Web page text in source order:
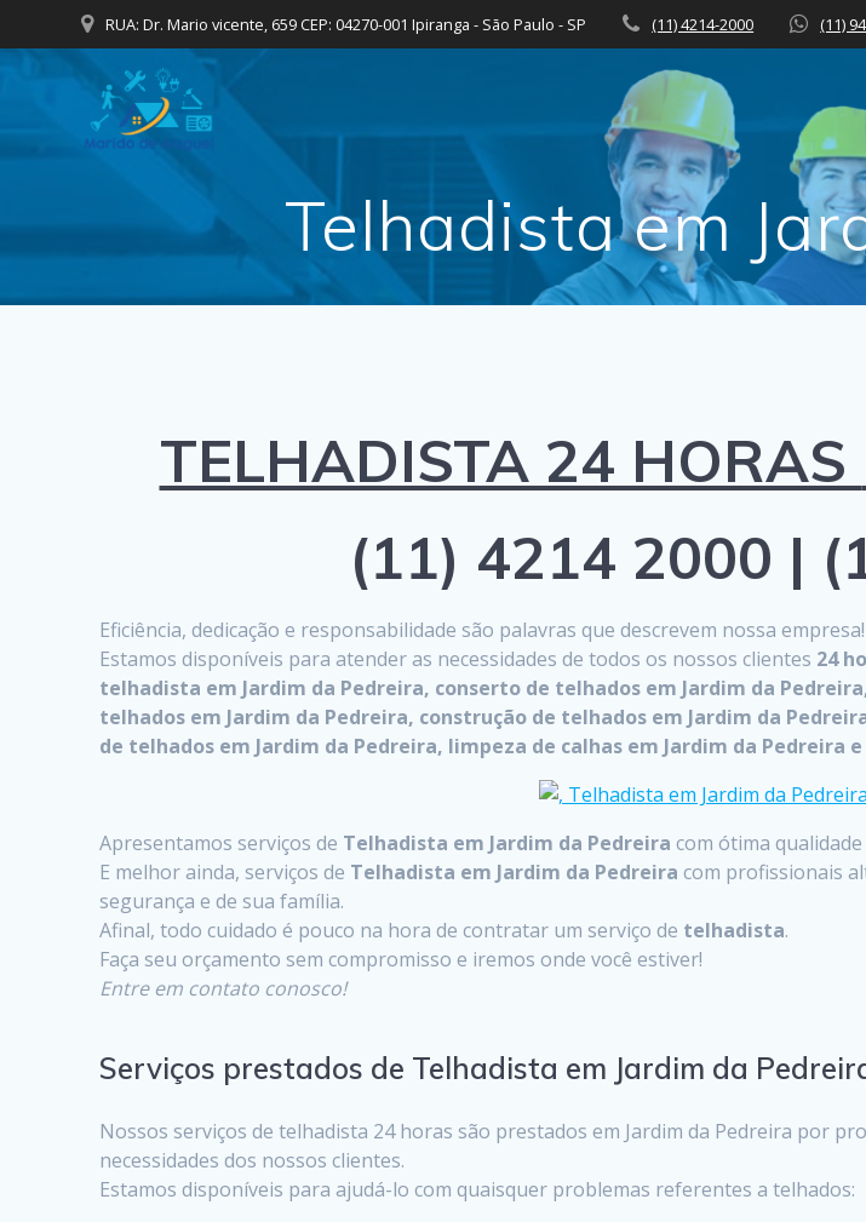
to
RUA: Dr. Mario vicente, 659 CEP: 04270-001 Ipiranga - São Paulo - SP (11) 4214-2000 (11)
Telhadista em
TELHADISTA 24 HORAS
(11) 4214 2000 |
Eficiência, dedicação e responsabilidade são palavras que descrevem nossa empresa!
Estamos disponíveis para atender as necessidades de todos os nossos clientes 24
telhadista em Jardim da Pedreira, conserto de telhados em Jardim da
telhados em Jardim da Pedreira, construção de telhados em Jardim da
de telhados em Jardim da Pedreira, limpeza de calhas em Jardim da Pedreira
Apresentamos serviços de Telhadista em Jardim da Pedreira com ótima
E melhor ainda, serviços de Telhadista em Jardim da Pedreira com profissionais
segurança e de sua família.
Afinal, todo cuidado é pouco na hora de contratar um serviço de telhadista.
Faça seu orçamento sem compromisso e iremos onde você estiver!
Entre em contato conosco!
Serviços prestados de Telhadista em Jardim da
Nossos serviços de telhadista 24 horas são prestados em Jardim da Pedreira por
necessidades dos nossos clientes.
Estamos disponíveis para ajudá-lo com quaisquer problemas referentes a telhados: